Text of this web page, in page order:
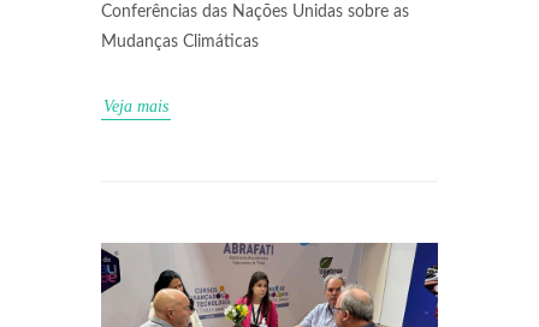
Conferências das Nações Unidas sobre as
Mudanças Climáticas
Veja mais